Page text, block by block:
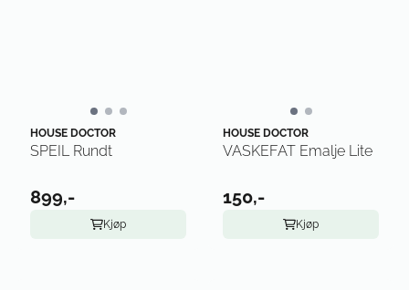
HOUSE DOCTOR
SPEIL Rundt
899,-
Kjøp
HOUSE DOCTOR
VASKEFAT Emalje Lite
150,-
Kjøp